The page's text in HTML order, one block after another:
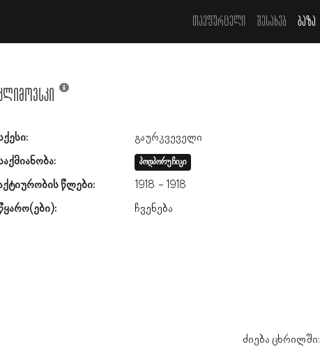
თავფურცელი შესახებ ბაზა
გაურკვეველი
პოდპორუჩიკი
წლები: 1918
1918
ჩვენება
ძიება ცხრილში: